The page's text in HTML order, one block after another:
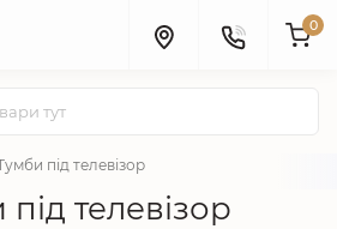
0
під телевізор
телевізор